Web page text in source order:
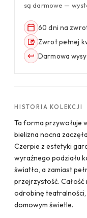
są darmowe —
60 dni na
Zwrot pełnej
Darmowa
HISTORIA KOLEKCJI
Ta forma przywołuje
bielizna nocna
Czerpie z estetyki
wyraźnego podziału
światło, a zamiast
przejrzystość. Całość
odrobinę
domowym świetle.